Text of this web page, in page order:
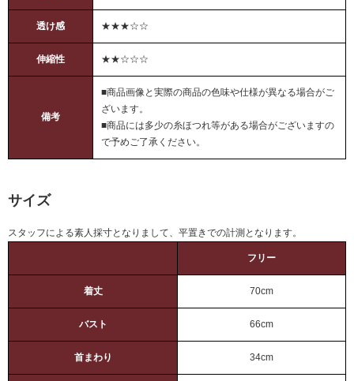
透け感 ★★★☆☆
伸縮性 ★★☆☆☆
備考
■商品画像と実際の商品の色味や仕様が異なる場合がご
ざいます。
■商品には多少の糸ほつれ等がある場合がございますの
で予めご了承ください。
サイズ
スタッフによる素人採寸となりまして、平置きでの計測となります。
フリー
着丈 70cm
バスト 66cm
首まわり 34cm